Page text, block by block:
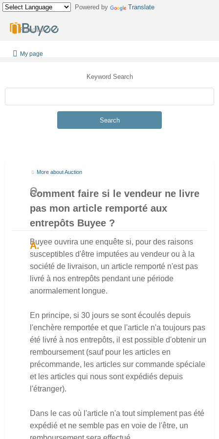
Powered by Translate
Français
My page
Keyword Search
Search
More about Auction
Comment faire si le vendeur ne livre
pas mon article remporté aux
entrepôts Buyee ?
Buyee ouvrira une enquête si, pour des raisons
susceptibles d'être imputées au vendeur ou à la
société de livraison, un article remporté n'est pas
livré à nos entrepôts pendant une période
anormalement longue.
En principe, si 30 jours se sont écoulés depuis
l'enchère remportée et que l'article n'a toujours pas
été livré à nos entrepôts, il est possible d'obtenir un
remboursement (sauf pour les articles en
précommande, les articles sur commande spéciale
et les articles qui nous sont expédiés depuis
l'étranger).
Dans le cas où l'article n'a tout simplement pas été
expédié et ne semble pas en voie de l'être, un